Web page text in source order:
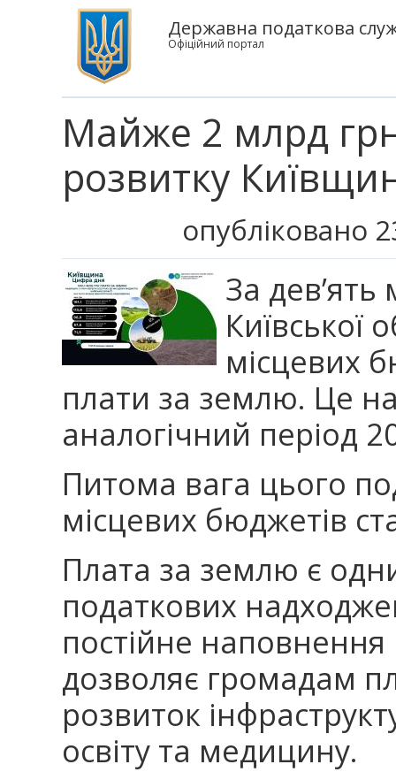
Державна податкова
Офіційний портал
Майже 2 млрд
розвитку
опубліковано
За дев’ять
Київської
місцевих
плати за землю. Це
аналогічний період
Питома вага цього
місцевих бюджетів
Плата за землю є
податкових
постійне наповнення
дозволяє громадам
розвиток
освіту та медицину.